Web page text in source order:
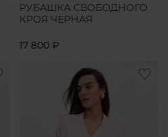
РУБАШКА СВОБОДНОГО
КРОЯ ЧЕРНАЯ
17 800 ₽